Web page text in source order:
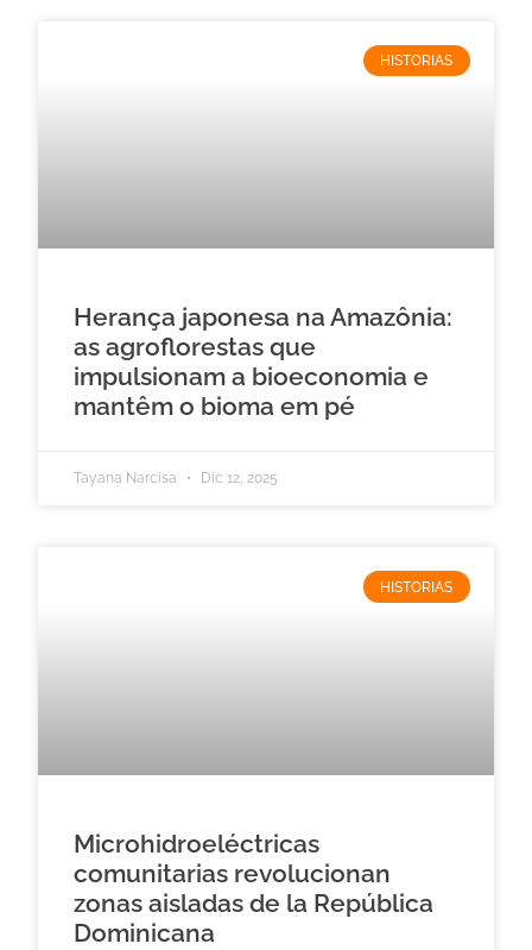
HISTORIAS
Herança japonesa na Amazônia:
as agroflorestas que
impulsionam a bioeconomia e
mantêm o bioma em pé
Tayana Narcisa Dic 12, 2025
HISTORIAS
Microhidroeléctricas
comunitarias revolucionan
zonas aisladas de la República
Dominicana